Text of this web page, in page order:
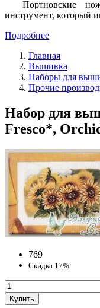
Портновские
инструмент, который
Подробнее
Главная
Вышивка
Наборы для
Прочие
Набор для
Fresco*,
769
Скидка 17%